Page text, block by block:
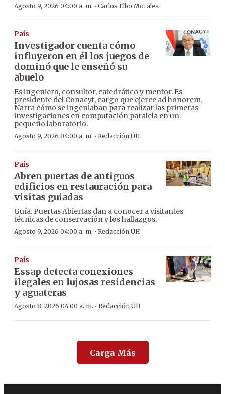
Agosto 9, 2026 04:00 a. m. · Carlos Elbo Morales
País
Investigador cuenta cómo
influyeron en él los juegos de
dominó que le enseñó su
abuelo
Es ingeniero, consultor, catedrático y mentor. Es
presidente del Conacyt, cargo que ejerce ad honorem.
Narra cómo se ingeniaban para realizar las primeras
investigaciones en computación paralela en un
pequeño laboratorio.
Agosto 9, 2026 04:00 a. m. · Redacción ÚH
País
Abren puertas de antiguos
edificios en restauración para
visitas guiadas
Guía. Puertas Abiertas dan a conocer a visitantes
técnicas de conservación y los hallazgos.
Agosto 9, 2026 04:00 a. m. · Redacción ÚH
País
Essap detecta conexiones
ilegales en lujosas residencias
y aguateras
Agosto 8, 2026 04:00 a. m. · Redacción ÚH
Carga Más